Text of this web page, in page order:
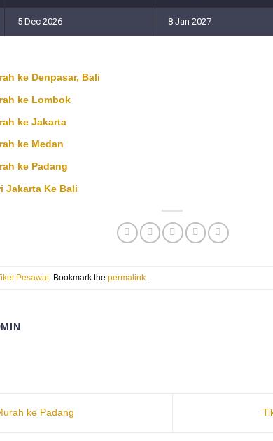
5 Dec 2026 8 Jan 2027
ke Denpasar, Bali
ke Lombok
ke Jakarta
ke Medan
ke Padang
Jakarta Ke Bali
Pesawat. Bookmark the permalink
ke Padang